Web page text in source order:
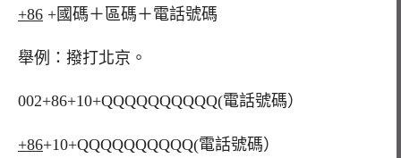
+86 +國碼＋區碼＋電話號碼
舉例：撥打北京。
002+86+10+QQQQQQQQQQ(電話號碼）
+86+10+QQQQQQQQQQ(電話號碼）